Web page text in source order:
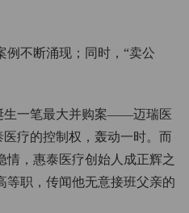
例不断涌现；同时，“卖公
生一笔最大并购案——迈瑞医
疗的控制权，轰动一时。而
，惠泰医疗创始人成正辉之
等职，传闻他无意接班父亲的